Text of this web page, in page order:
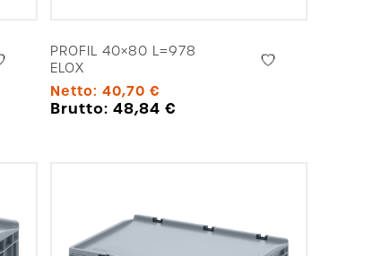
PROFIL 40×80 L=978
ELOX
Netto: 40,70 €
Brutto: 48,84 €